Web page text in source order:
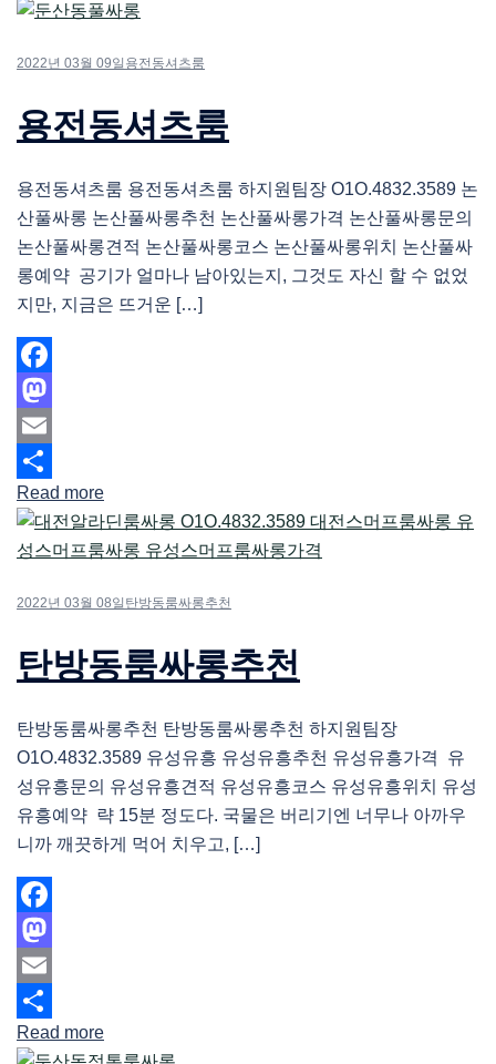
2022년 03월 09일 용전동셔츠룸
용전동셔츠룸
용전동셔츠룸 용전동셔츠룸 하지원팀장 O1O.4832.3589 논
산풀싸롱 논산풀싸롱추천 논산풀싸롱가격 논산풀싸롱문의
논산풀싸롱견적 논산풀싸롱코스 논산풀싸롱위치 논산풀싸
롱예약 공기가 얼마나 남아있는지, 그것도 자신 할 수 없었
지만, 지금은 뜨거운 […]
Facebook
Mastodon
Email
Share
Read more
2022년 03월 08일 탄방동룸싸롱추천
탄방동룸싸롱추천
탄방동룸싸롱추천 탄방동룸싸롱추천 하지원팀장
O1O.4832.3589 유성유흥 유성유흥추천 유성유흥가격 유
성유흥문의 유성유흥견적 유성유흥코스 유성유흥위치 유성
유흥예약 략 15분 정도다. 국물은 버리기엔 너무나 아까우
니까 깨끗하게 먹어 치우고, […]
Facebook
Mastodon
Email
Share
Read more